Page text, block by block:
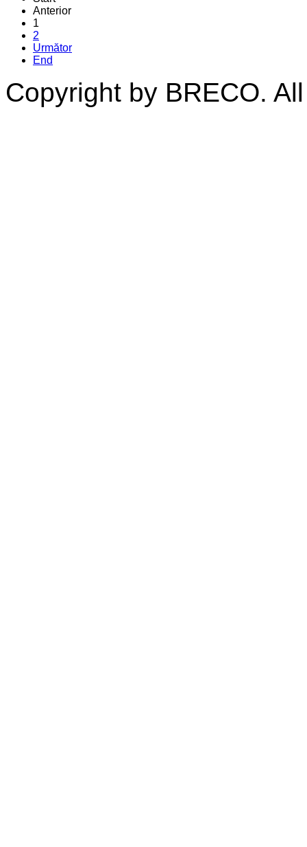
Anterior
1
2
Următor
End
Copyright by BRECO.